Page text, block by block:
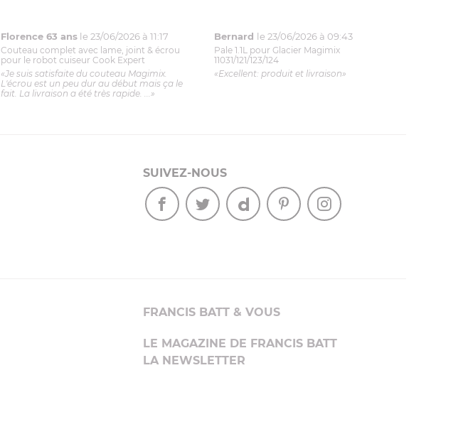
Florence 63 ans le 23/06/2026 à 11:17
Couteau complet avec lame, joint & écrou
pour le robot cuiseur Cook Expert
«Je suis satisfaite du couteau Magimix.
L'écrou est un peu dur au début mais ça le
fait. La livraison a été très rapide. ...»
Bernard le 23/06/2026 à 09:43
Pale 1.1L pour Glacier Magimix
11031/121/123/124
«Excellent: produit et livraison»
SUIVEZ-NOUS
FRANCIS BATT & VOUS
LE MAGAZINE DE FRANCIS BATT
LA NEWSLETTER